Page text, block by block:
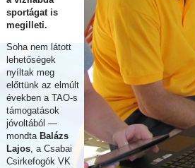
sportágat is
megilleti.
Soha nem látott
lehetőségek
nyíltak meg
előttünk az elmúlt
években a TAO-s
támogatások
jóvoltából —
mondta Balázs
Lajos, a Csabai
Csirkefogók VK